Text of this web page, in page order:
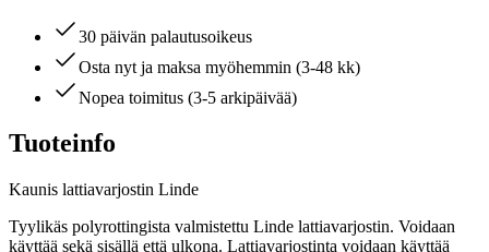
30 päivän palautusoikeus
Osta nyt ja maksa myöhemmin (3-48 kk)
Nopea toimitus (3-5 arkipäivää)
Tuoteinfo
Kaunis lattiavarjostin Linde
Tyylikäs polyrottingista valmistettu Linde lattiavarjostin. Voidaan
käyttää sekä sisällä että ulkona. Lattiavarjostinta voidaan käyttää